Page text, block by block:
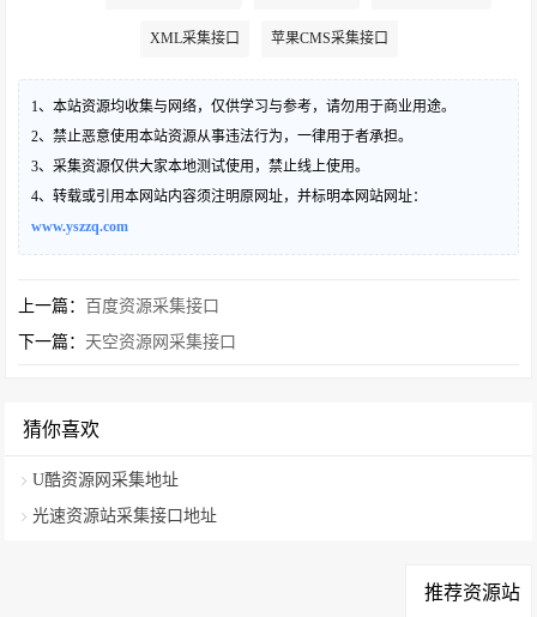
XML采集接口 苹果CMS采集接口
1、本站资源均收集与网络，仅供学习与参考，请勿用于商业用途。
2、禁止恶意使用本站资源从事违法行为，一律用于者承担。
3、采集资源仅供大家本地测试使用，禁止线上使用。
4、转载或引用本网站内容须注明原网址，并标明本网站网址：
www.yszzq.com
上一篇：
百度资源采集接口
下一篇： 天空资源网采集接口
猜你喜欢
U酷资源网采集地址
光速资源站采集接口地址
推荐资源站